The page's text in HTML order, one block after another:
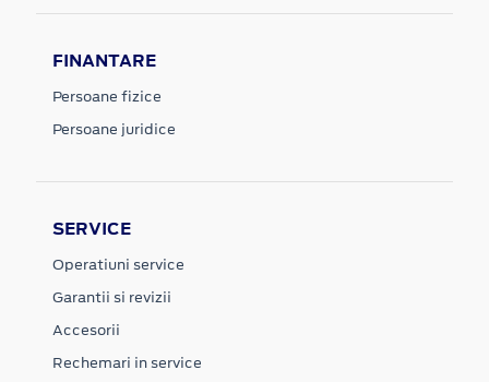
FINANTARE
Persoane fizice
Persoane juridice
SERVICE
Operatiuni service
Garantii si revizii
Accesorii
Rechemari in service